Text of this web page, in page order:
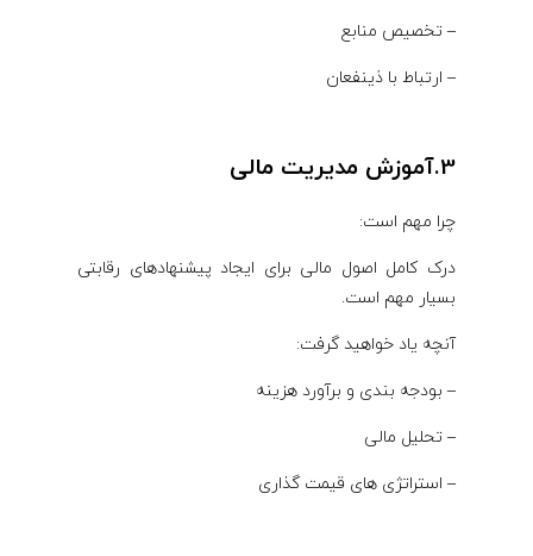
– تخصیص منابع
– ارتباط با ذینفعان
3.آموزش مدیریت مالی
چرا مهم است:
درک کامل اصول مالی برای ایجاد پیشنهادهای رقابتی
بسیار مهم است.
آنچه یاد خواهید گرفت:
– بودجه بندی و برآورد هزینه
– تحلیل مالی
– استراتژی های قیمت گذاری